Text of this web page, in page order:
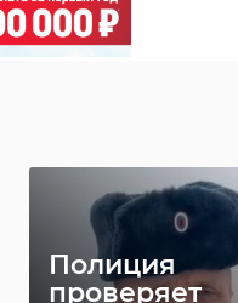
Полиция
проверяет